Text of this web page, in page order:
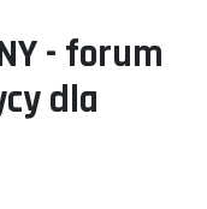
- forum
dla